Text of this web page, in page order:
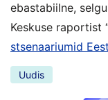
ebastabiilne,
Keskuse raportist
stsenaariumid
Uudis